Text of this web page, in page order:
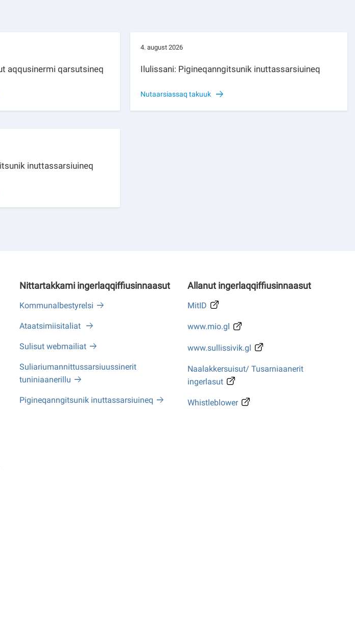
aqqusinermi qarsutsineq
4. august 2026
Ilulissani: Pigineqanngitsunik inuttassarsiuineq
Nutaarsiassaq takuuk
inuttassarsiuineq
Nittartakkami ingerlaqqiffiusinnaasut
Kommunalbestyrelsi
Ataatsimiisitaliat
Sulisut webmailiat
Suliariumannittussarsiuussinerit
tuniniaanerillu
Pigineqanngitsunik inuttassarsiuineq
Allanut ingerlaqqiffiusinnaasut
MitID
www.mio.gl
www.sullissivik.gl
Naalakkersuisut/ Tusarniaanerit
ingerlasut
Whistleblower